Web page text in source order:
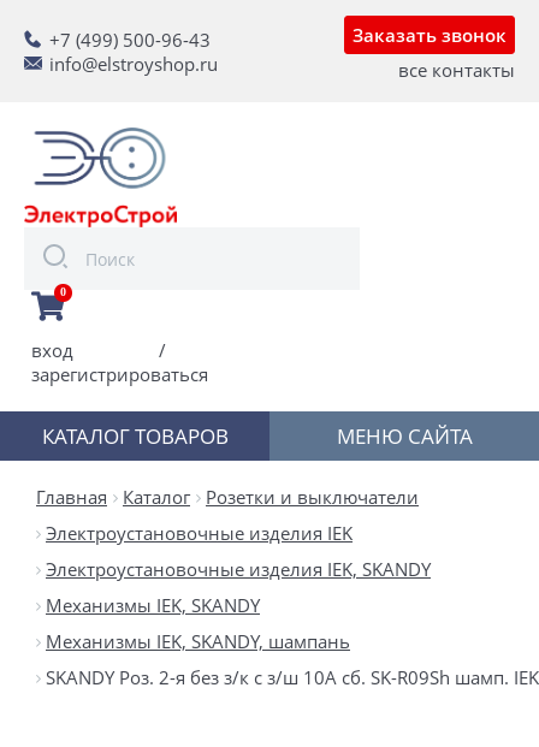
+7 (499) 500-96-43
info@elstroyshop.ru
Заказать звонок
все контакты
0
вход
/
зарегистрироваться
КАТАЛОГ ТОВАРОВ МЕНЮ САЙТА
Главная Каталог
Розетки и выключатели
Электроустановочные изделия IEK
Электроустановочные изделия IEK, SKANDY
Механизмы IEK, SKANDY
Механизмы IEK, SKANDY, шампань
SKANDY Роз. 2-я без з/к с з/ш 10А сб. SK-R09Sh шамп. IEK